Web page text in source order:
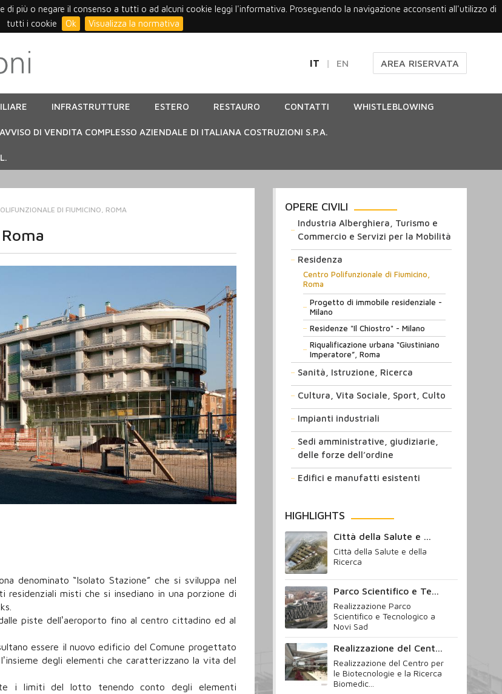
più o negare il consenso a tutti o ad alcuni cookie leggi l'informativa. Proseguendo la navigazione acconsenti all'utilizzo di
tutti i cookie
Ok Visualizza la normativa
IT EN AREA RISERVATA
INFRASTRUTTURE ESTERO RESTAURO CONTATTI WHISTLEBLOWING
AVVISO DI VENDITA COMPLESSO AZIENDALE DI ITALIANA COSTRUZIONI S.P.A.
DI FIUMICINO, ROMA
denominato “Isolato Stazione” che si sviluppa nel
misti che si insediano in una porzione di
piste dellʼaeroporto fino al centro cittadino ed al
essere il nuovo edificio del Comune progettato
degli elementi che caratterizzano la vita del
i limiti del lotto tenendo conto degli elementi
OPERE CIVILI
Industria Alberghiera, Turismo e
Commercio e Servizi per la Mobilità
Residenza
Centro Polifunzionale di Fiumicino,
Roma
Progetto di immobile residenziale -
Milano
Residenze "Il Chiostro" - Milano
Riqualificazione urbana “Giustiniano
Imperatore”, Roma
Sanità, Istruzione, Ricerca
Cultura, Vita Sociale, Sport, Culto
Impianti industriali
Sedi amministrative, giudiziarie,
delle forze dell’ordine
Edifici e manufatti esistenti
HIGHLIGHTS
Città della Salute e ...
Città della Salute e della
Ricerca
Parco Scientifico e Te...
Realizzazione Parco
Scientifico e Tecnologico a
Novi Sad
Realizzazione del Cent...
Realizzazione del Centro per
le Biotecnologie e la Ricerca
Biomedic...